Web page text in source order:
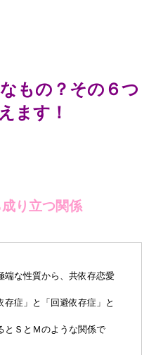
もの？その６つ
ます！
り立つ関係
端な性質から、共依存恋愛
症」と「回避依存症」と
とＳとＭのような関係で